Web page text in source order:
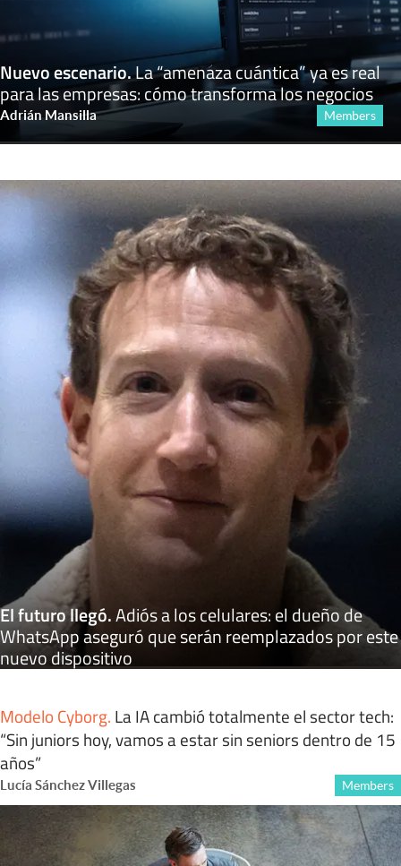
Nuevo escenario.La “amenaza cuántica” ya es real
para las empresas: cómo transforma los negocios
Adrián Mansilla Members
El futuro llegó.Adiós a los celulares: el dueño de
WhatsApp aseguró que serán reemplazados por este
nuevo dispositivo
Modelo Cyborg. La IA cambió totalmente el sector tech:
“Sin juniors hoy, vamos a estar sin seniors dentro de 15
años”
Lucía Sánchez Villegas Members